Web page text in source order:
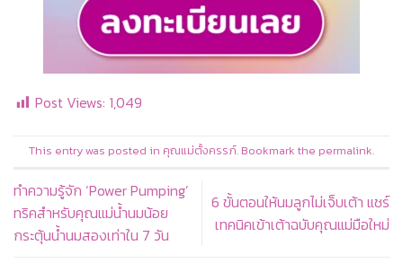
Post Views: 1,049
This entry was posted in คุณแม่ตั้งครรภ์. Bookmark the permalink.
ทำความรู้จัก ‘Power Pumping’
ทริคสำหรับคุณแม่น้ำนมน้อย
กระตุ้นน้ำนมสองเท่าใน 7 วัน
6 ขั้นตอนให้นมลูกไม่เจ็บเต้า แชร์
เทคนิคเข้าเต้าฉบับคุณแม่มือใหม่